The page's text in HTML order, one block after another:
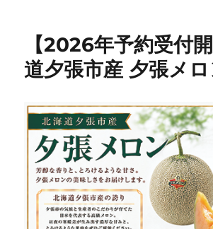
【2026年予約受付
道夕張市産 夕張メ